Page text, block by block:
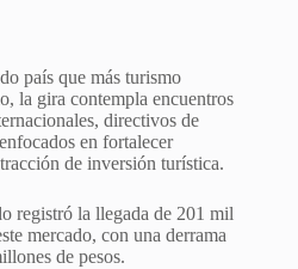
país que más turismo
la gira contempla encuentros
directivos de
en fortalecer
de inversión turística.
registró la llegada de 201 mil
mercado, con una derrama
de pesos.